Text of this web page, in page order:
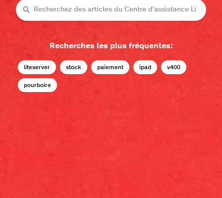
Recherche
Recherches les plus fréquentes:
liteserver stock paiement ipad v400
pourboire